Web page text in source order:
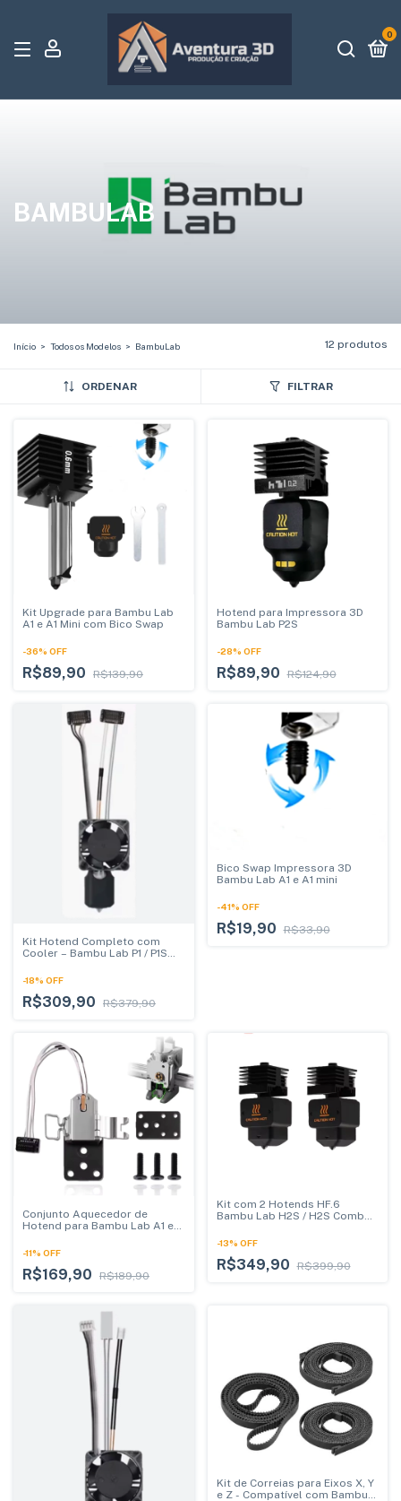
0
BAMBULAB
Início > Todos os Modelos > BambuLab 12 produtos
ORDENAR FILTRAR
Kit Upgrade para Bambu Lab
A1 e A1 Mini com Bico Swap
-36% OFF
R$89,90 R$139,90
Hotend para Impressora 3D
Bambu Lab P2S
-28% OFF
R$89,90 R$124,90
Kit Hotend Completo com
Cooler – Bambu Lab P1 / P1S
-18% OFF
R$309,90 R$379,90
Bico Swap Impressora 3D
Bambu Lab A1 e A1 mini
-41% OFF
R$19,90 R$33,90
Conjunto Aquecedor de
Hotend para Bambu Lab A1 e
-11% OFF
R$169,90 R$189,90
Kit com 2 Hotends HF.6
Bambu Lab H2S / H2S Combo /
Performance
-13% OFF
R$349,90 R$399,90
Kit de Correias para Eixos X, Y
e Z - Compatível com Bambu